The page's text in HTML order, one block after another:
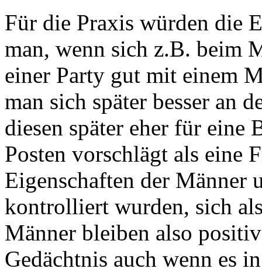
Für die Praxis würden die
man, wenn sich z.B. beim
einer Party gut mit einem
man sich später besser an
diesen später eher für eine
Posten vorschlägt als eine
Eigenschaften der Männer
kontrolliert wurden, sich
Männer bleiben also
Gedächtnis auch wenn es